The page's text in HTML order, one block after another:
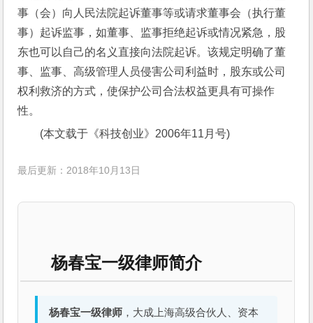
事（会）向人民法院起诉董事等或请求董事会（执行董
事）起诉监事，如董事、监事拒绝起诉或情况紧急，股
东也可以自己的名义直接向法院起诉。该规定明确了董
事、监事、高级管理人员侵害公司利益时，股东或公司
权利救济的方式，使保护公司合法权益更具有可操作
性。
(本文载于《科技创业》2006年11月号)
最后更新：2018年10月13日
杨春宝一级律师简介
杨春宝一级律师 ，大成上海高级合伙人、资本